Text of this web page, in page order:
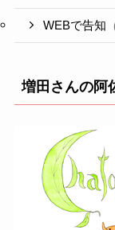
WEBで告知
増田さんの阿